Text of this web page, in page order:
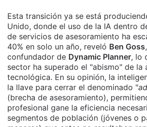
Esta transición ya se está
Unido, donde el uso de la IA dentro
de servicios de asesoramiento ha
40% en solo un año, reveló Ben Goss
confundador de Dynamic Planner, lo
sector ha superado el "abismo" de la
tecnológica. En su opinión, la
la llave para cerrar el denominado "
(brecha de asesoramiento),
profesional gane la eficiencia
segmentos de población (jóvenes o